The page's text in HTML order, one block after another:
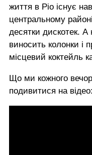
життя в Ріо існує
центральному районі
десятки дискотек.
виносить колонки і
місцевий коктейль
Що ми кожного
подивитися на відео: